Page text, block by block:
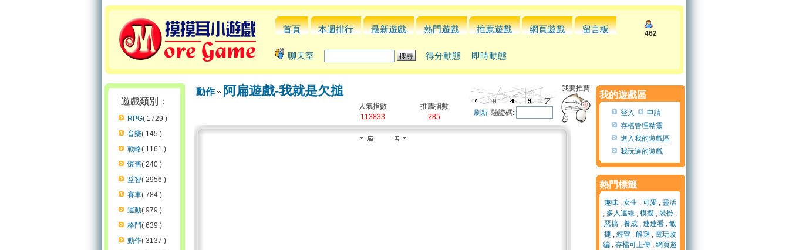
首頁 本週排行 最新遊戲 熱門遊戲 推薦遊戲 網頁遊戲 留言板 462
聊天室 得分動態 即時動態
遊戲類別：
RPG( 1729 )
音樂( 145 )
戰略( 1161 )
懷舊( 240 )
益智( 2956 )
賽車( 784 )
運動( 979 )
格鬥( 639 )
動作( 3137 )
動作 阿扁遊戲-我就是欠搥
人氣指數
113833
推薦指數
285
刷新驗證碼:
我要推薦
我的遊戲區
登入
申請
存檔管理精靈
進入我的遊戲區
我玩過的遊戲
熱門標籤
趣味, 女生 , 可愛, 靈活
, 多人連線 , 模擬 , 裝扮 ,
惡搞, 養成, 連連看, 敏
捷, 經營, 解謎 , 電玩改
編 , 存檔可上傳 , 網頁遊